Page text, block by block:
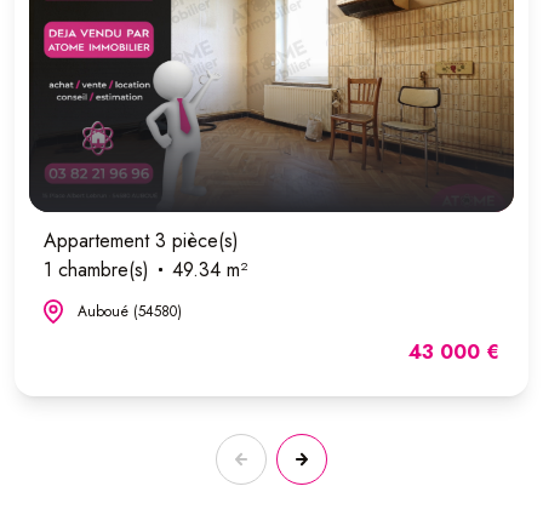
Appartement 3 pièce(s)
1 chambre(s)
49.34 m²
Auboué (54580)
43 000 €